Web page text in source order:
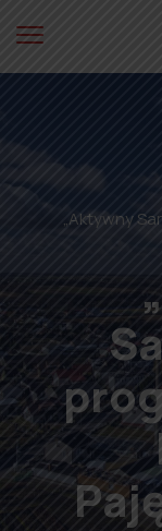
„Aktywny